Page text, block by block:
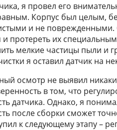
я провел его
Корпус был целым,
и не поврежденными.
протереть их
мелкие частицы пыли и
я оставил датчик на
осмотр не выявил
в том, что
датчика. Однако, я
после сборки сможет
к следующему этапу –